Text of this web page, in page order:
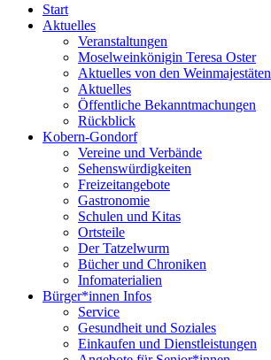
Start
Aktuelles
Veranstaltungen
Moselweinkönigin Teresa Oster
Aktuelles von den Weinmajestäten
Aktuelles
Öffentliche Bekanntmachungen
Rückblick
Kobern-Gondorf
Vereine und Verbände
Sehenswürdigkeiten
Freizeitangebote
Gastronomie
Schulen und Kitas
Ortsteile
Der Tatzelwurm
Bücher und Chroniken
Infomaterialien
Bürger*innen Infos
Service
Gesundheit und Soziales
Einkaufen und Dienstleistungen